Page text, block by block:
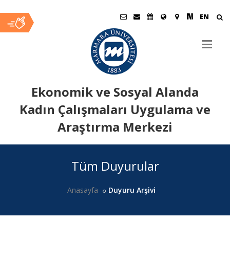
EN
Ekonomik ve Sosyal Alanda
Kadın Çalışmaları Uygulama ve
Araştırma Merkezi
Tüm Duyurular
Anasayfa Duyuru Arşivi